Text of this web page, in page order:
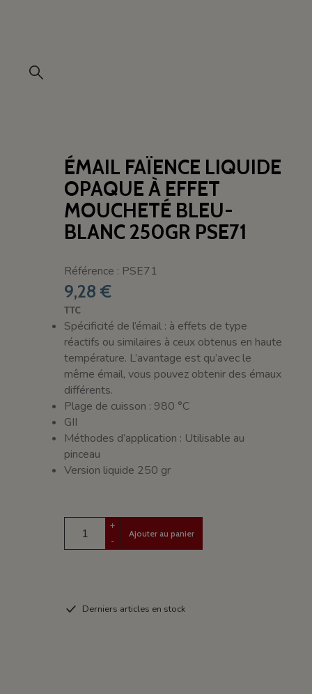
ÉMAIL FAÏENCE LIQUIDE
OPAQUE À EFFET
MOUCHETÉ BLEU-
BLANC 250GR PSE71
Référence : PSE71
9,28 €
TTC
Spécificité de l’émail : à effets de type
réactifs ou similaires à ceux obtenus en haute
température. L’avantage est qu’avec le
même émail, vous pouvez obtenir des émaux
différents.
Plage de cuisson : 980 °C
GII
Méthodes d’application : Utilisable au
pinceau
Version liquide 250 gr
+
-
Ajouter au panier
Derniers articles en stock